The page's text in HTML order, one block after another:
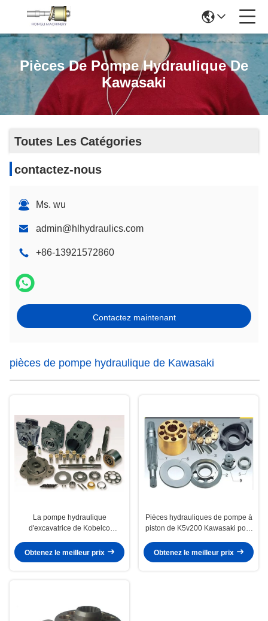
Pièces De Pompe Hydraulique De
Kawasaki
Toutes Les Catégories
contactez-nous
Ms. wu
admin@hlhydraulics.com
+86-13921572860
Contactez maintenant
pièces de pompe hydraulique de Kawasaki
La pompe hydraulique
d'excavatrice de Kobelco
M2X210 disponible
Obtenez le meilleur prix
Pièces hydrauliques de pompe à
piston de K5v200 Kawasaki pour
concret de Liebherr
Obtenez le meilleur prix